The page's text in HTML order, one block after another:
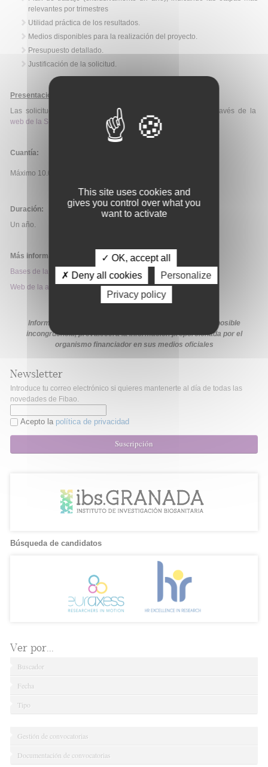
relevantes por trimestres
Utilidad práctica de los resultados.
Medios disponibles para la realización del proyecto.
Presupuesto detallado.
Justificación de la solicitud.
Presentación de solicitudes
Las solicitudes se deben presentar de forma electrónica a través de la
web de la SETH
Cuantía:
Máximo 10.000€/ayuda.
Duración:
Un año.
Más información:
Bases de la convocatoria
Web de la ayuda
Información extraída de la web de la ayuda. En caso de posible
incongruencia, prevalecerá la información proporcionada por el
organismo financiador en sus medios oficiales
Newsletter
Introduce tu correo electrónico si quieres mantenerte al día de todas las
novedades de Fibao.
Acepto la política de privacidad
Suscripción
Búsqueda de candidatos
Ver por...
Buscador
Fecha
Tipo
Gestión de convocatorias
Documentación de convocatorias
This site uses cookies and
gives you control over what you
want to activate
✓ OK, accept all
✗ Deny all cookies
Personalize
Privacy policy